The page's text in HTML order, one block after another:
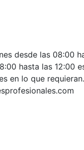
desde las 08:00
hasta las 12:00
en lo que requieran.